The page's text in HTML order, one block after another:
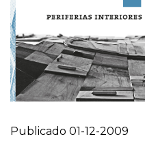
Publicado 01-12-2009